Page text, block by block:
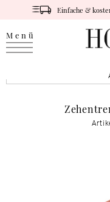
Einfache &
Menü